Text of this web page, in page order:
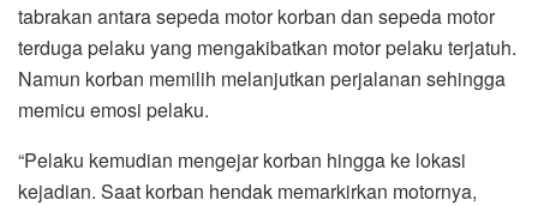
tabrakan antara sepeda motor korban dan sepeda motor
terduga pelaku yang mengakibatkan motor pelaku terjatuh.
Namun korban memilih melanjutkan perjalanan sehingga
memicu emosi pelaku.
“Pelaku kemudian mengejar korban hingga ke lokasi
kejadian. Saat korban hendak memarkirkan motornya,